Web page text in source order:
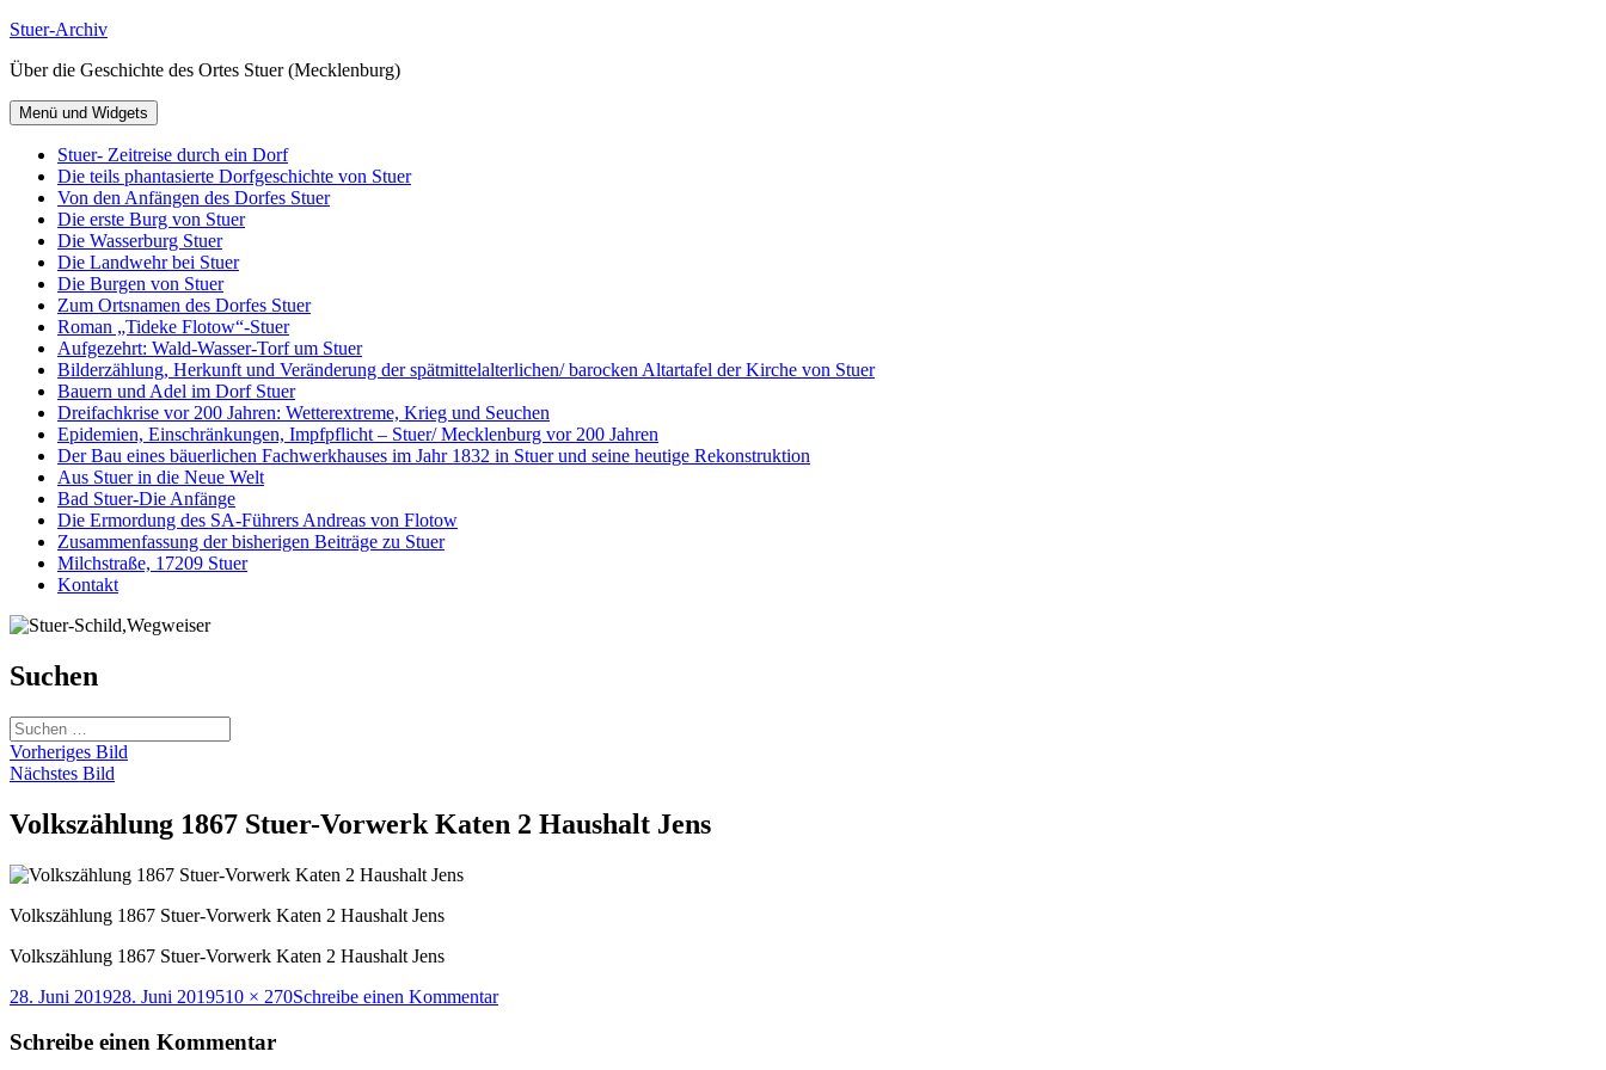
Zum
springen
Stuer-Archiv
Über die Geschichte des Ortes Stuer (Mecklenburg)
Menü und Widgets
Stuer- Zeitreise durch ein Dorf
Die teils phantasierte Dorfgeschichte von Stuer
Von den Anfängen des Dorfes Stuer
Die erste Burg von Stuer
Die Wasserburg Stuer
Die Landwehr bei Stuer
Die Burgen von Stuer
Zum Ortsnamen des Dorfes Stuer
Roman „Tideke Flotow“-Stuer
Aufgezehrt: Wald-Wasser-Torf um Stuer
Bilderzählung, Herkunft und Veränderung der spätmittelalterlichen/ barocken Altartafel der Kirche von Stuer
Bauern und Adel im Dorf Stuer
Dreifachkrise vor 200 Jahren: Wetterextreme, Krieg und Seuchen
Epidemien, Einschränkungen, Impfpflicht – Stuer/ Mecklenburg vor 200 Jahren
Der Bau eines bäuerlichen Fachwerkhauses im Jahr 1832 in Stuer und seine heutige Rekonstruktion
Aus Stuer in die Neue Welt
Bad Stuer-Die Anfänge
Die Ermordung des SA-Führers Andreas von Flotow
Zusammenfassung der bisherigen Beiträge zu Stuer
Milchstraße, 17209 Stuer
Kontakt
Suchen
Suchen
nach:
Vorheriges Bild
Nächstes Bild
Volkszählung 1867 Stuer-Vorwerk Katen 2 Haushalt Jens
Volkszählung 1867 Stuer-Vorwerk Katen 2 Haushalt Jens
Volkszählung 1867 Stuer-Vorwerk Katen 2 Haushalt Jens
Veröffentlicht
28. Juni 201928. Juni 2019Originalgröße
510 × 270Schreibe einen Kommentarzu
Schreibe einen Kommentar